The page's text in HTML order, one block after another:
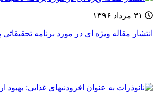
انتشار مقاله ویژه ای در مورد برنامه